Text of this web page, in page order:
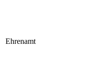
Ehrenamt